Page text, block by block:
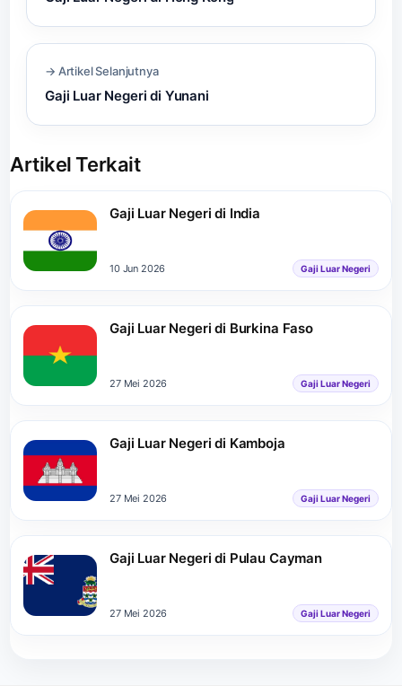
→ Artikel Selanjutnya
Gaji Luar Negeri di Yunani
Artikel Terkait
Gaji Luar Negeri di India
10 Jun 2026 Gaji Luar Negeri
Gaji Luar Negeri di Burkina Faso
27 Mei 2026 Gaji Luar Negeri
Gaji Luar Negeri di Kamboja
27 Mei 2026 Gaji Luar Negeri
Gaji Luar Negeri di Pulau Cayman
27 Mei 2026 Gaji Luar Negeri